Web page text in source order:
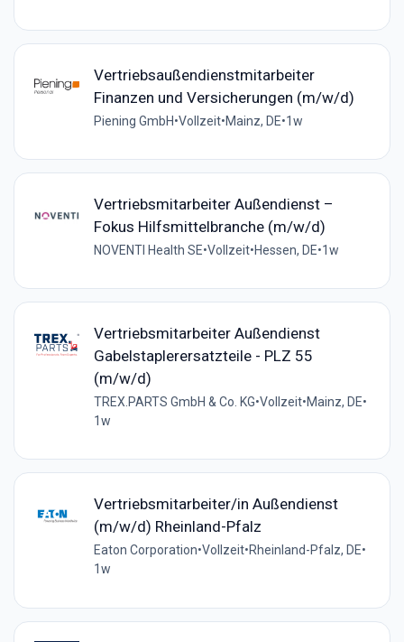
Vertriebsaußendienstmitarbeiter
Finanzen und Versicherungen (m/w/d)
Piening GmbH•Vollzeit•Mainz, DE•1w
Vertriebsmitarbeiter Außendienst –
Fokus Hilfsmittelbranche (m/w/d)
NOVENTI Health SE•Vollzeit•Hessen, DE•1w
Vertriebsmitarbeiter Außendienst
Gabelstaplerersatzteile - PLZ 55
(m/w/d)
TREX.PARTS GmbH & Co. KG•Vollzeit•Mainz, DE•
1w
Vertriebsmitarbeiter/in Außendienst
(m/w/d) Rheinland-Pfalz
Eaton Corporation•Vollzeit•Rheinland-Pfalz, DE•
1w